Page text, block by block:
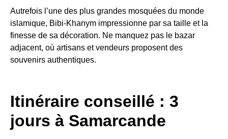
Autrefois l’une des plus grandes mosquées du monde
islamique, Bibi-Khanym impressionne par sa taille et la
finesse de sa décoration. Ne manquez pas le bazar
adjacent, où artisans et vendeurs proposent des
souvenirs authentiques.
Itinéraire conseillé : 3
jours à Samarcande